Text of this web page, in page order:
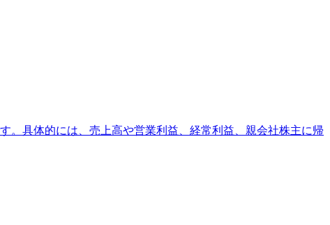
。具体的には、売上高や営業利益、経常利益、親会社株主に帰